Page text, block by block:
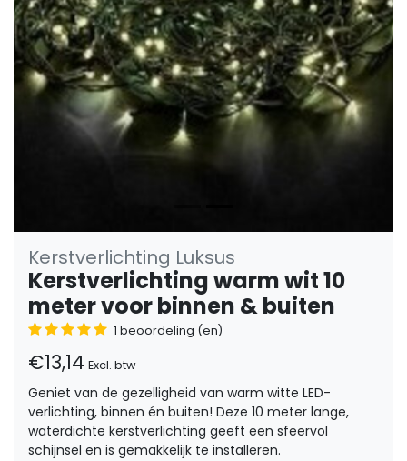
Kerstverlichting Luksus
Kerstverlichting warm wit 10
meter voor binnen & buiten
1 beoordeling (en)
€13,14 Excl. btw
Geniet van de gezelligheid van warm witte LED-
verlichting, binnen én buiten! Deze 10 meter lange,
waterdichte kerstverlichting geeft een sfeervol
schijnsel en is gemakkelijk te installeren.